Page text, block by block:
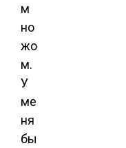
м
но
жо
м.
У
ме
ня
бы